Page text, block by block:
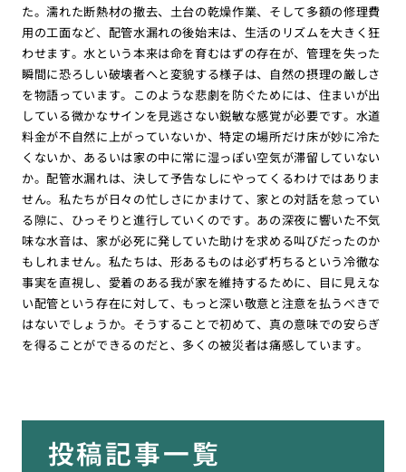
た。濡れた断熱材の撤去、土台の乾燥作業、そして多額の修理費
用の工面など、配管水漏れの後始末は、生活のリズムを大きく狂
わせます。水という本来は命を育むはずの存在が、管理を失った
瞬間に恐ろしい破壊者へと変貌する様子は、自然の摂理の厳しさ
を物語っています。このような悲劇を防ぐためには、住まいが出
している微かなサインを見逃さない鋭敏な感覚が必要です。水道
料金が不自然に上がっていないか、特定の場所だけ床が妙に冷た
くないか、あるいは家の中に常に湿っぽい空気が滞留していない
か。配管水漏れは、決して予告なしにやってくるわけではありま
せん。私たちが日々の忙しさにかまけて、家との対話を怠ってい
る隙に、ひっそりと進行していくのです。あの深夜に響いた不気
味な水音は、家が必死に発していた助けを求める叫びだったのか
もしれません。私たちは、形あるものは必ず朽ちるという冷徹な
事実を直視し、愛着のある我が家を維持するために、目に見えな
い配管という存在に対して、もっと深い敬意と注意を払うべきで
はないでしょうか。そうすることで初めて、真の意味での安らぎ
を得ることができるのだと、多くの被災者は痛感しています。
投稿記事一覧